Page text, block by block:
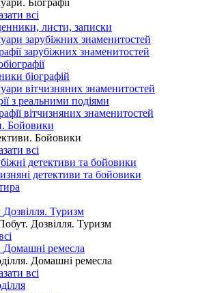
Біографії
всі
листи, записки
зарубіжних знаменитостей
зарубіжних знаменитостей
біографій
вітчизняних знаменитостей
з реальними подіями
вітчизняних знаменитостей
Бойовики
Бойовики
всі
детективи та бойовики
детективи та бойовики
Туризм
Дозвілля. Туризм
Домашні ремесла
Домашні ремесла
всі